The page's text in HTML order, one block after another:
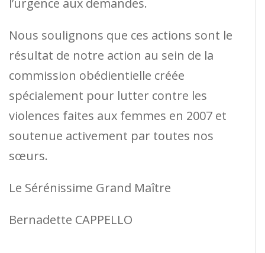
Nous soulignons que ces actions sont le
résultat de notre action au sein de la
commission obédientielle créée
spécialement pour lutter contre les
violences faites aux femmes en 2007 et
soutenue activement par toutes nos
sœurs.
Le Sérénissime Grand Maître
Bernadette CAPPELLO